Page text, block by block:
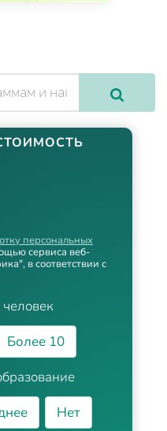
Более 10
Нет
персональных
сервиса веб-
в соответствии с